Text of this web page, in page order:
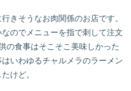
きそうなお肉関係のお店です。
のでメニューを指で刺して注文
の食事はそこそこ美味しかった
いわゆるチャルメラのラーメン
けど。